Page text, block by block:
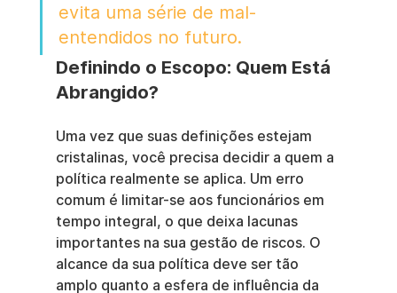
evita uma série de mal-
entendidos no futuro.
Definindo o Escopo: Quem Está
Abrangido?
Uma vez que suas definições estejam
cristalinas, você precisa decidir a quem a
política realmente se aplica. Um erro
comum é limitar-se aos funcionários em
tempo integral, o que deixa lacunas
importantes na sua gestão de riscos. O
alcance da sua política deve ser tão
amplo quanto a esfera de influência da